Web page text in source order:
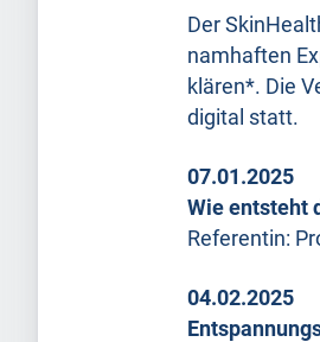
Der
namhaften
klären*. Die
digital statt.
07.01.2025
Wie entsteht
Referentin:
04.02.2025